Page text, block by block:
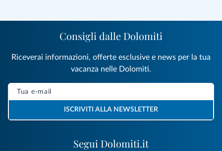
Segui Dolomiti.it
Consigli dalle Dolomiti
Riceverai informazioni, offerte esclusive e news per la tua
vacanza nelle Dolomiti.
ISCRIVITI ALLA NEWSLETTER